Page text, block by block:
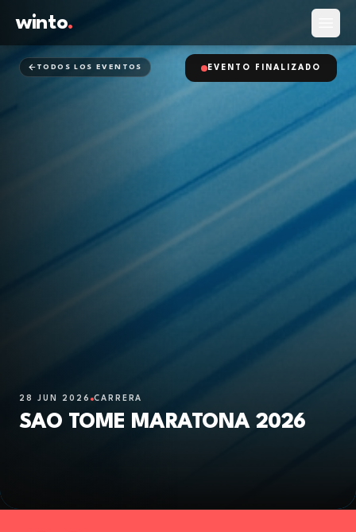
winto.
TODOS LOS EVENTOS
28 JUN 2026 CARRERA
SAO TOME MARATONA 2026
EVENTO FINALIZADO